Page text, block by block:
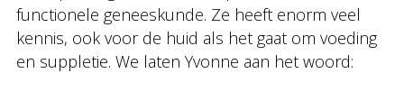
functionele geneeskunde. Ze heeft enorm veel
kennis, ook voor de huid als het gaat om voeding
en suppletie. We laten Yvonne aan het woord: